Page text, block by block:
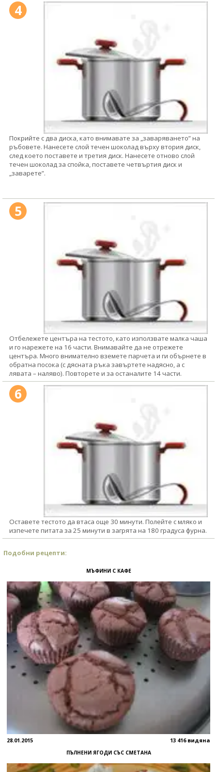
4
Покрийте с два диска, като внимавате за „заваряването” на
ръбовете. Нанесете слой течен шоколад върху втория диск,
след което поставете и третия диск. Нанесете отново слой
течен шоколад за спойка, поставете четвъртия диск и
„заварете”.
5
Отбележете центъра на тестото, като използвате малка чаша
и го нарежете на 16 части. Внимавайте да не отрежете
центъра. Много внимателно вземете парчета и ги обърнете в
обратна посока (с дясната ръка завъртете надясно, а с
лявата – наляво). Повторете и за останалите 14 части.
6
Оставете тестото да втаса още 30 минути. Полейте с мляко и
изпечете питата за 25 минути в загрята на 180 градуса фурна.
Подобни рецепти:
МЪФИНИ С КАФЕ
28.01.2015 13 416 видяна
ПЪЛНЕНИ ЯГОДИ СЪС СМЕТАНА